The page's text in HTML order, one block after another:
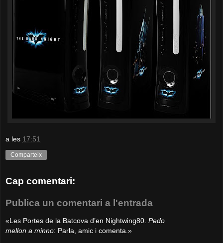
a les 17:51
Comparteix
Cap comentari:
Publica un comentari a l'entrada
«Les Portes de la Batcova d’en Nightwing80. Pedo
mellon a minno: Parla, amic i comenta.»